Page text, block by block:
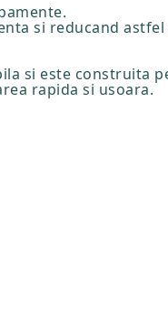
si reducand
si este construita
rapida si usoara.